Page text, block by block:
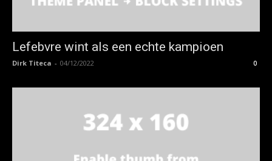
Lefebvre wint als een echte kampioen
Dirk Titeca - 04/12/2022 0